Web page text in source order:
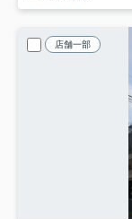
店舗一部